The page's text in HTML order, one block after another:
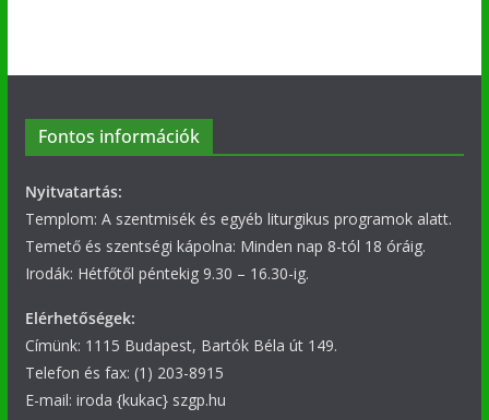
Fontos információk
Nyitvatartás:
Templom: A szentmisék és egyéb liturgikus programok alatt.
Temető és szentségi kápolna: Minden nap 8-tól 18 óráig.
Irodák: Hétfőtől péntekig 9.30 – 16.30-ig.
Elérhetőségek:
Címünk: 1115 Budapest, Bartók Béla út 149.
Telefon és fax: (1) 203-8915
E-mail: iroda {kukac} szgp.hu